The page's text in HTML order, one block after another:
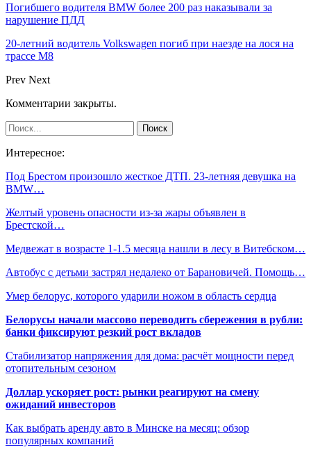
Погибшего водителя BMW более 200 раз наказывали за
нарушение ПДД
20-летний водитель Volkswagen погиб при наезде на лося на
трассе М8
Prev Next
Комментарии закрыты.
Интересное:
Под Брестом произошло жесткое ДТП. 23-летняя девушка на
BMW…
Желтый уровень опасности из-за жары объявлен в
Брестской…
Медвежат в возрасте 1-1.5 месяца нашли в лесу в Витебском…
Автобус с детьми застрял недалеко от Барановичей. Помощь…
Умер белорус, которого ударили ножом в область сердца
Белорусы начали массово переводить сбережения в рубли:
банки фиксируют резкий рост вкладов
Стабилизатор напряжения для дома: расчёт мощности перед
отопительным сезоном
Доллар ускоряет рост: рынки реагируют на смену
ожиданий инвесторов
Как выбрать аренду авто в Минске на месяц: обзор
популярных компаний